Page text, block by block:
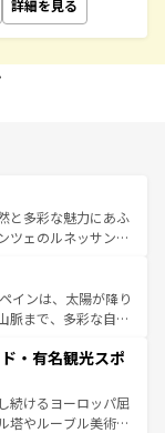
詳細を見る
と多彩な魅力にあふ
ツェのルネッサンス
マルフィ海岸の絶
の合間には、本場の
理を堪能することも
い旅をしてみよう！
インは、太陽が降り
脈まで、多彩な自然
ラメンコ、熱気あふ
の一部となってい
気や、バルセロナの
代ローマ遺跡や中世
・有名観光スポ
続けるヨーロッパ屈
塔やルーブル美術館